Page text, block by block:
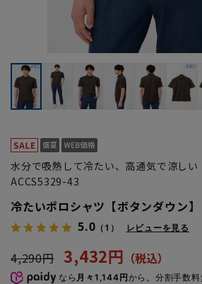
水分で吸熱して冷たい、高通気で涼しい
ACCS5329-43
冷たいポロシャツ【ボタンダウン】
5.0 （1） レビューを見る
4,290円 3,432円
なら 月々1,144円から。分割手数料